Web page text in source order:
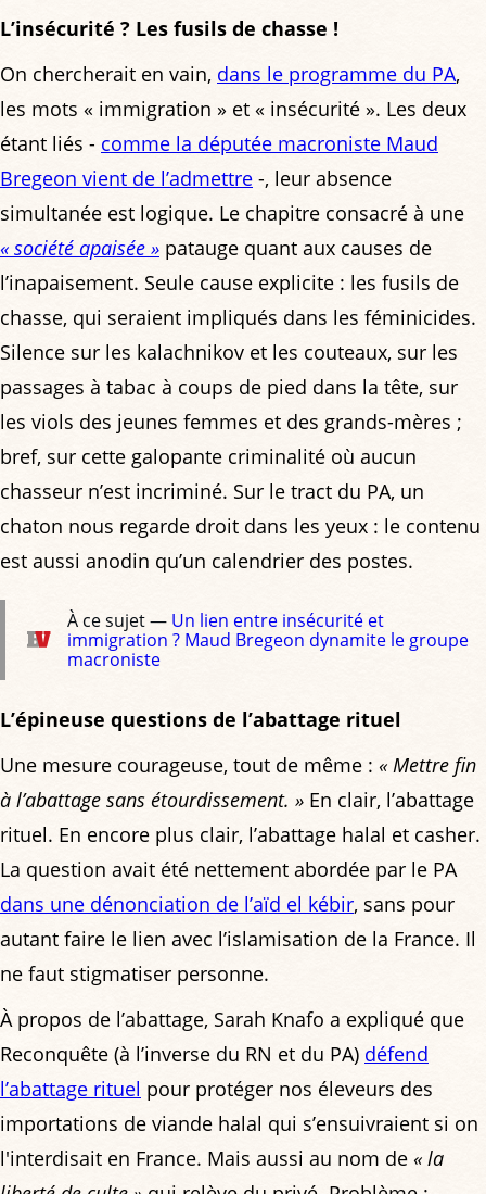
L’insécurité ? Les fusils de chasse !
On chercherait en vain, dans le programme du PA,
les mots « immigration » et « insécurité ». Les deux
étant liés - comme la députée macroniste Maud
Bregeon vient de l’admettre -, leur absence
simultanée est logique. Le chapitre consacré à une
« société apaisée » patauge quant aux causes de
l’inapaisement. Seule cause explicite : les fusils de
chasse, qui seraient impliqués dans les féminicides.
Silence sur les kalachnikov et les couteaux, sur les
passages à tabac à coups de pied dans la tête, sur
les viols des jeunes femmes et des grands-mères ;
bref, sur cette galopante criminalité où aucun
chasseur n’est incriminé. Sur le tract du PA, un
chaton nous regarde droit dans les yeux : le contenu
est aussi anodin qu’un calendrier des postes.
À ce sujet — Un lien entre insécurité et
immigration ? Maud Bregeon dynamite le groupe
macroniste
L’épineuse questions de l’abattage rituel
Une mesure courageuse, tout de même : « Mettre fin
à l’abattage sans étourdissement. » En clair, l’abattage
rituel. En encore plus clair, l’abattage halal et casher.
La question avait été nettement abordée par le PA
dans une dénonciation de l’aïd el kébir, sans pour
autant faire le lien avec l’islamisation de la France. Il
ne faut stigmatiser personne.
À propos de l’abattage, Sarah Knafo a expliqué que
Reconquête (à l’inverse du RN et du PA) défend
l’abattage rituel pour protéger nos éleveurs des
importations de viande halal qui s’ensuivraient si on
l'interdisait en France. Mais aussi au nom de « la